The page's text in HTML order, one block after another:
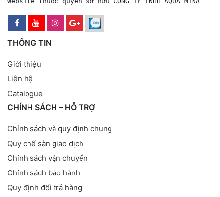
THÔNG TIN
Giới thiệu
Liên hệ
Catalogue
CHÍNH SÁCH – HỖ TRỢ
Chính sách và quy định chung
Quy chế sàn giao dịch
Chính sách vận chuyển
Chính sách bảo hành
Quy định đổi trả hàng